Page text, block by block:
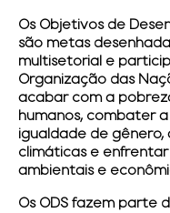
Os Objetivos de
são metas
multisetorial e
Organização das
acabar com a
humanos, combater
igualdade de
climáticas e enfrentar
ambientais e
Os ODS fazem parte